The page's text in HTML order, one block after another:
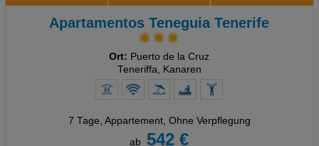
Apartamentos Teneguia Tenerife
Ort: Puerto de la Cruz
Teneriffa, Kanaren
7 Tage, Appartement, Ohne Verpflegung
ab
542 €